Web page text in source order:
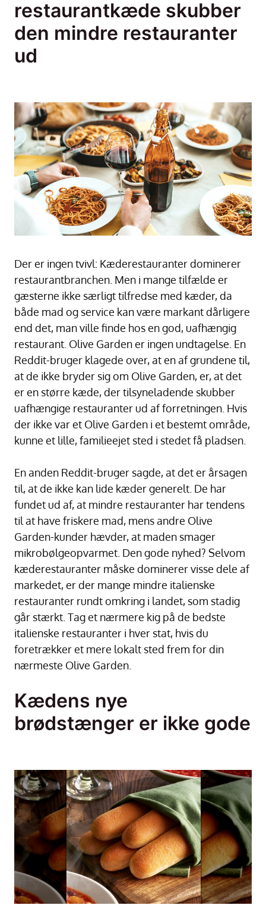
restaurantkæde skubber
den mindre restauranter
ud
Der er ingen tvivl: Kæderestauranter dominerer
restaurantbranchen. Men i mange tilfælde er
gæsterne ikke særligt tilfredse med kæder, da
både mad og service kan være markant dårligere
end det, man ville finde hos en god, uafhængig
restaurant. Olive Garden er ingen undtagelse. En
Reddit-bruger klagede over, at en af grundene til,
at de ikke bryder sig om Olive Garden, er, at det
er en større kæde, der tilsyneladende skubber
uafhængige restauranter ud af forretningen. Hvis
der ikke var et Olive Garden i et bestemt område,
kunne et lille, familieejet sted i stedet få pladsen.
En anden Reddit-bruger sagde, at det er årsagen
til, at de ikke kan lide kæder generelt. De har
fundet ud af, at mindre restauranter har tendens
til at have friskere mad, mens andre Olive
Garden-kunder hævder, at maden smager
mikrobølgeopvarmet. Den gode nyhed? Selvom
kæderestauranter måske dominerer visse dele af
markedet, er der mange mindre italienske
restauranter rundt omkring i landet, som stadig
går stærkt. Tag et nærmere kig på de bedste
italienske restauranter i hver stat, hvis du
foretrækker et mere lokalt sted frem for din
nærmeste Olive Garden.
Kædens nye
brødstænger er ikke gode